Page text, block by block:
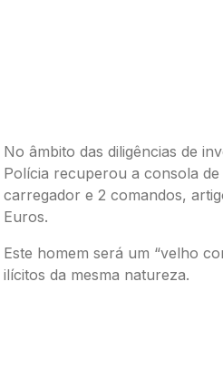
No âmbito das diligências de
Polícia recuperou a consola
carregador e 2 comandos,
Euros.
Este homem será um “velho
ilícitos da mesma natureza.